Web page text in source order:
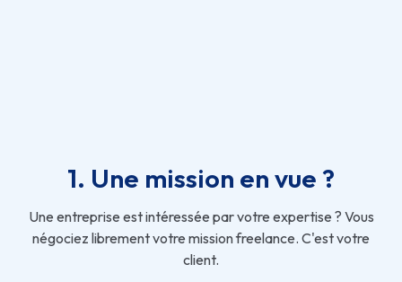
1. Une mission en vue ?
Une entreprise est intéressée par votre expertise ? Vous
négociez librement votre mission freelance. C'est votre
client.